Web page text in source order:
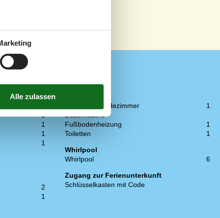
1
1
1
1
2
1
Anzahl der Badezimmer
1
Duschkabine
Fußbodenheizung
1
Toiletten
1
Whirlpool
Whirlpool
6
Zugang zur Ferienunterkunft
Schlüsselkasten mit Code